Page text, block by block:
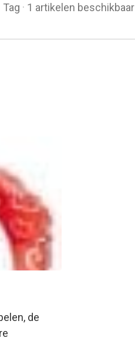
Tag · 1 artikelen beschikbaar
de